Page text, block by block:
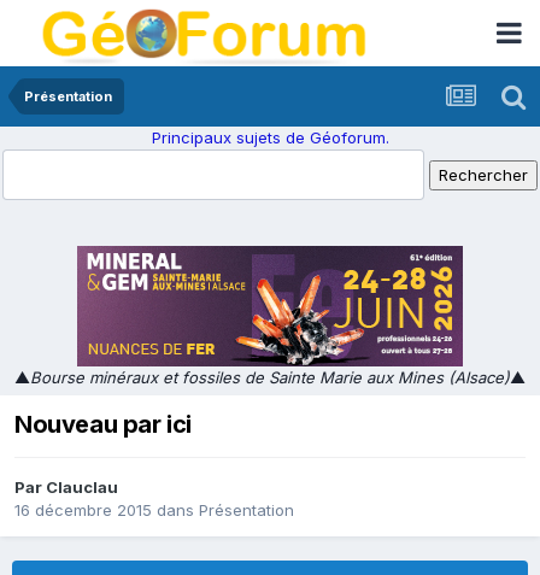
Présentation
Principaux sujets de Géoforum.
▲Bourse minéraux et fossiles de Sainte Marie aux Mines (Alsace)▲
Nouveau par ici
Par Clauclau
16 décembre 2015 dans Présentation